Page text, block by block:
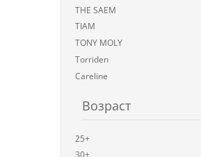
THE SAEM
TIAM
TONY MOLY
Torriden
Careline
Возраст
25+